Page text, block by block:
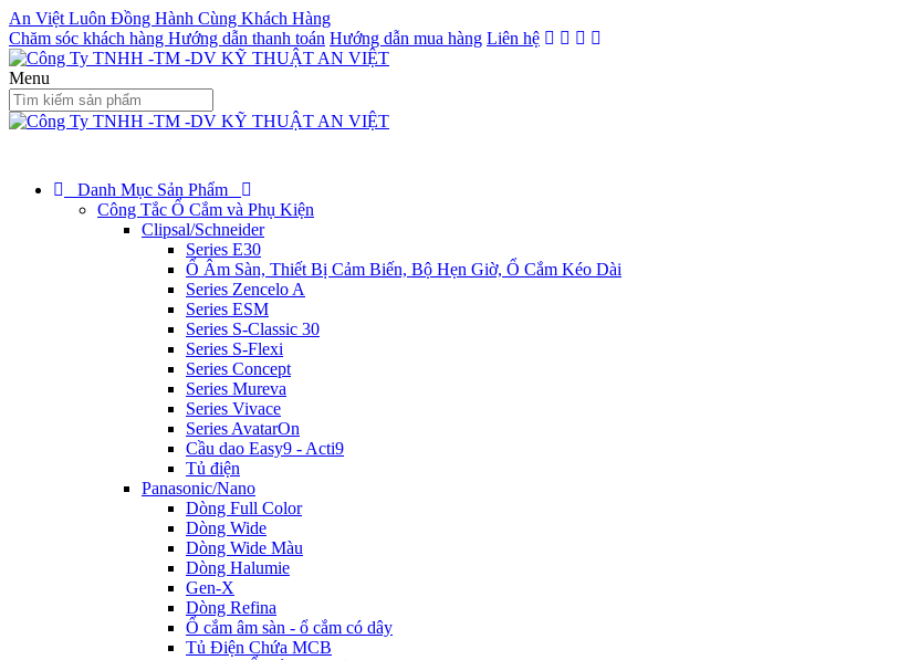
An Việt Luôn Đồng Hành Cùng Khách Hàng
Chăm sóc khách hàng Hướng dẫn thanh toán Hướng dẫn mua hàng Liên hệ
Menu
Danh Mục Sản Phẩm
Công Tắc Ổ Cắm và Phụ Kiện
Clipsal/Schneider
Series E30
Ổ Âm Sàn, Thiết Bị Cảm Biến, Bộ Hẹn Giờ, Ổ Cắm Kéo Dài
Series Zencelo A
Series ESM
Series S-Classic 30
Series S-Flexi
Series Concept
Series Mureva
Series Vivace
Series AvatarOn
Cầu dao Easy9 - Acti9
Tủ điện
Panasonic/Nano
Dòng Full Color
Dòng Wide
Dòng Wide Màu
Dòng Halumie
Gen-X
Dòng Refina
Ổ cắm âm sàn - ổ cắm có dây
Tủ Điện Chứa MCB